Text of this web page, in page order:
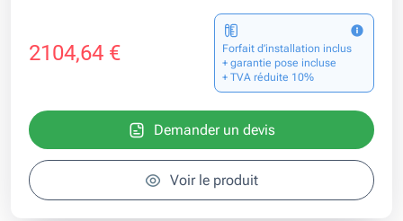
2104,64 €
Forfait d’installation inclus
+ garantie pose incluse
+ TVA réduite 10%
Demander un devis
Voir le produit